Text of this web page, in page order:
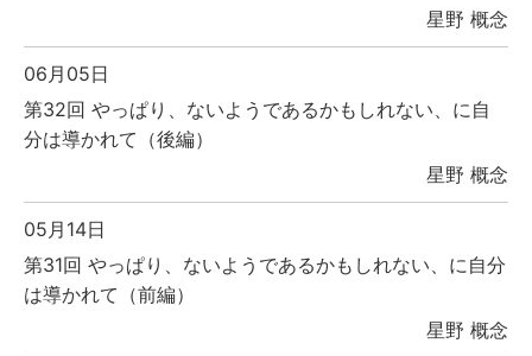
星野 概念
06月05日
第32回 やっぱり、ないようであるかもしれない、に自
分は導かれて（後編）
星野 概念
05月14日
第31回 やっぱり、ないようであるかもしれない、に自分
は導かれて（前編）
星野 概念